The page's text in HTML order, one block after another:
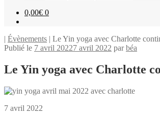
0,00€ 0
| Évènements | Le Yin yoga avec Charlotte
Publié le 7 avril 20227 avril 2022 parbéa
Le Yin yoga avec Charlotte
7 avril 2022